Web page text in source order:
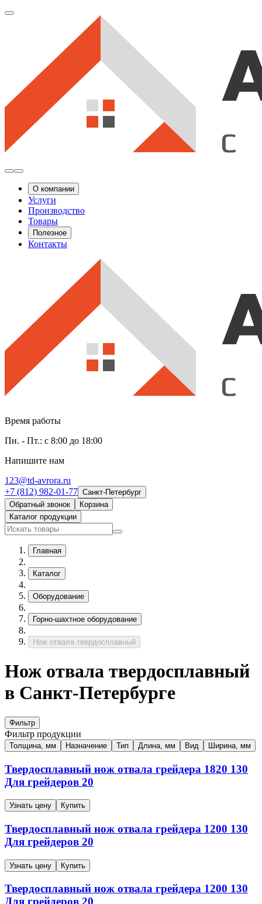
О компании
Услуги
Производство
Товары
Полезное
Контакты
Время работы
Пн. - Пт.: с 8:00 до 18:00
Напишите нам
123@td-avrora.ru
+7 (812) 982-01-77 Санкт-Петербург
Обратный звонок
Корзина
Каталог продукции
Главная
Каталог
Оборудование
Горно-шахтное оборудование
Нож отвала твердосплавный
Нож отвала твердосплавный
в Санкт-Петербурге
Фильтр
Фильтр продукции
Толщина, мм Назначение Тип Длина, мм Вид Ширина, мм
Твердосплавный нож отвала грейдера 1820 130
Для грейдеров 20
Узнать цену Купить
Твердосплавный нож отвала грейдера 1200 130
Для грейдеров 20
Узнать цену Купить
Твердосплавный нож отвала грейдера 1200 130